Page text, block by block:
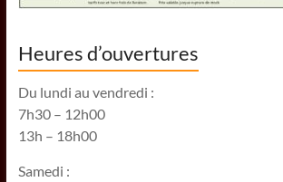
Heures d’ouvertures
Du lundi au vendredi :
7h30 – 12h00
13h – 18h00
Samedi :